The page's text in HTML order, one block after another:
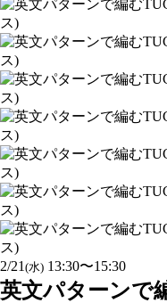
2/21 (水) 13:30〜15:30
英文パターンで